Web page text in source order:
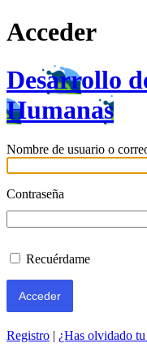
Acceder
Desarrollo
Humanas
Nombre de usuario o
Contraseña
Recuérdame
Registro | ¿Has olvidado